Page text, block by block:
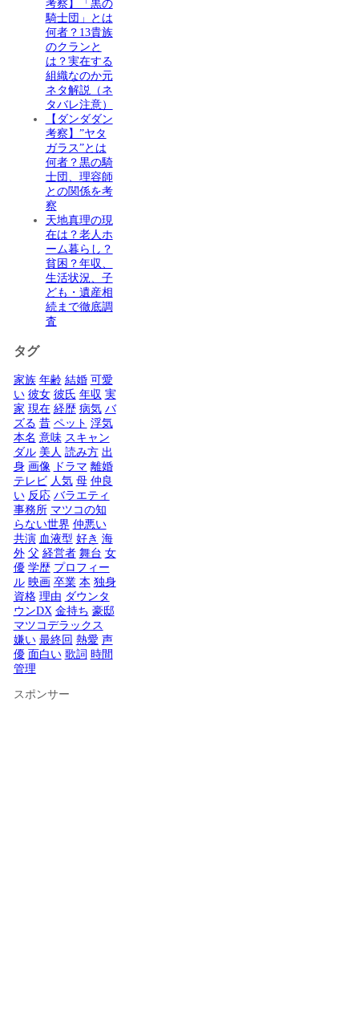
考察】「黒の
騎士団」とは
何者？13貴族
のクランと
は？実在する
組織なのか元
ネタ解説（ネ
タバレ注意）
【ダンダダン
考察】”ヤタ
ガラス”とは
何者？黒の騎
士団、理容師
との関係を考
察
天地真理の現
在は？老人ホ
ーム暮らし？
貧困？年収、
生活状況、子
ども・遺産相
続まで徹底調
査
タグ
家族 年齢 結婚 可愛
い 彼女 彼氏 年収 実
家 現在 経歴 病気 バ
ズる 昔 ペット 浮気
本名 意味 スキャン
ダル 美人 読み方 出
身 画像 ドラマ 離婚
テレビ 人気 母 仲良
い 反応 バラエティ
事務所 マツコの知
らない世界 仲悪い
共演 血液型 好き 海
外 父 経営者 舞台 女
優 学歴 プロフィー
ル 映画 卒業 本 独身
資格 理由 ダウンタ
ウンDX 金持ち 豪邸
マツコデラックス
嫌い 最終回 熱愛 声
優 面白い 歌詞 時間
管理
スポンサー